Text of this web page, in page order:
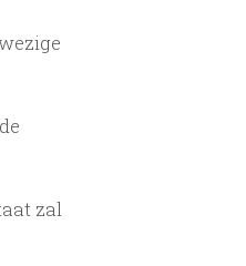
zal